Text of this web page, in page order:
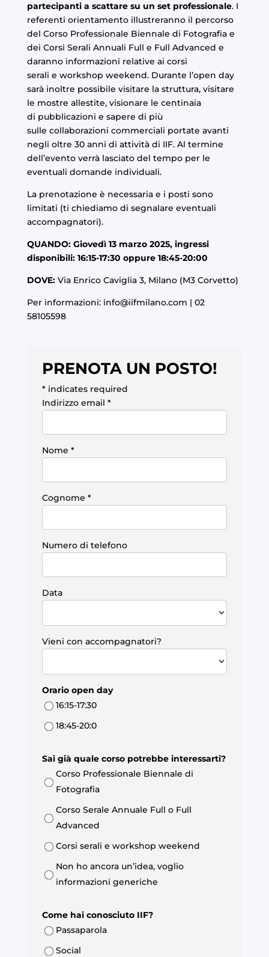
partecipanti a scattare su un set professionale. I
referenti orientamento illustreranno il percorso
del Corso Professionale Biennale di Fotografiae
dei Corsi Serali Annuali Full e Full Advanced e
daranno informazioni relative ai corsi
serali e workshop weekend. Durante l’open day
sarà inoltre possibile visitare la struttura, visitare
le mostre allestite, visionare le centinaia
di pubblicazioni e sapere di più
sulle collaborazioni commerciali portate avanti
negli oltre 30 anni di attività di IIF. Al termine
dell’evento verrà lasciato del tempo per le
eventuali domande individuali.
La prenotazione è necessaria e i posti sono
limitati (ti chiediamo di segnalare eventuali
accompagnatori).
QUANDO: Giovedì 13 marzo 2025, ingressi
disponibili: 16:15-17:30 oppure 18:45-20:00
DOVE:Via Enrico Caviglia 3, Milano (M3 Corvetto)
Per informazioni: info@iifmilano.com | 02
58105598
PRENOTA UN POSTO!
*indicates required
Indirizzo email *
Nome *
Cognome *
Numero di telefono
Data
Vieni con accompagnatori?
Orario open day
16:15-17:30
18:45-20:0
Sai già quale corso potrebbe interessarti?
Corso Professionale Biennale di
Fotografia
Corso Serale Annuale Full o Full
Advanced
Corsi serali e workshop weekend
Non ho ancora un’idea, voglio
informazioni generiche
Come hai conosciuto IIF?
Passaparola
Social